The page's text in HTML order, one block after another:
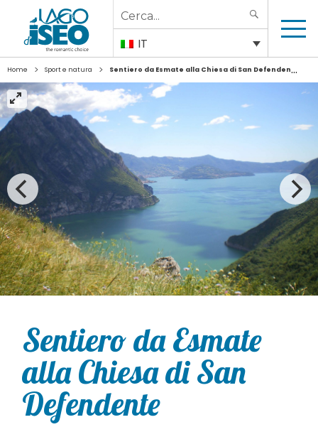
Search
for:
IT
Home > Sport e natura > Sentiero da Esmate alla Chiesa di San Defendente
Sentiero da Esmate
alla Chiesa di San
Defendente